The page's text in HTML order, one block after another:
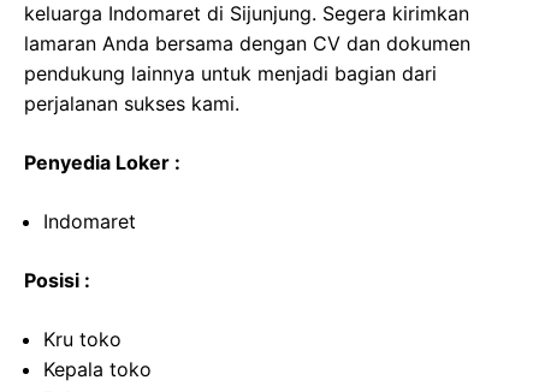
keluarga Indomaret di Sijunjung. Segera kirimkan
lamaran Anda bersama dengan CV dan dokumen
pendukung lainnya untuk menjadi bagian dari
perjalanan sukses kami.
Penyedia Loker :
Indomaret
Posisi :
Kru toko
Kepala toko